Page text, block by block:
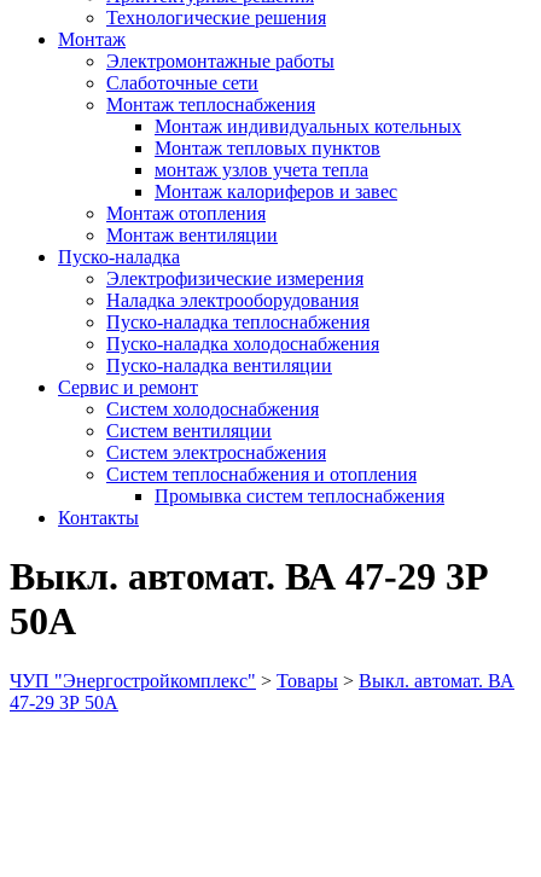
Технологические решения
Монтаж
Электромонтажные работы
Слаботочные сети
Монтаж теплоснабжения
Монтаж индивидуальных котельных
Монтаж тепловых пунктов
монтаж узлов учета тепла
Монтаж калориферов и завес
Монтаж отопления
Монтаж вентиляции
Пуско-наладка
Электрофизические измерения
Наладка электрооборудования
Пуско-наладка теплоснабжения
Пуско-наладка холодоснабжения
Пуско-наладка вентиляции
Сервис и ремонт
Систем холодоснабжения
Систем вентиляции
Систем электроснабжения
Систем теплоснабжения и отопления
Промывка систем теплоснабжения
Контакты
Выкл. автомат. ВА 47-29 3Р
50А
ЧУП "Энергостройкомплекс" > Товары > Выкл. автомат. ВА
47-29 3Р 50А